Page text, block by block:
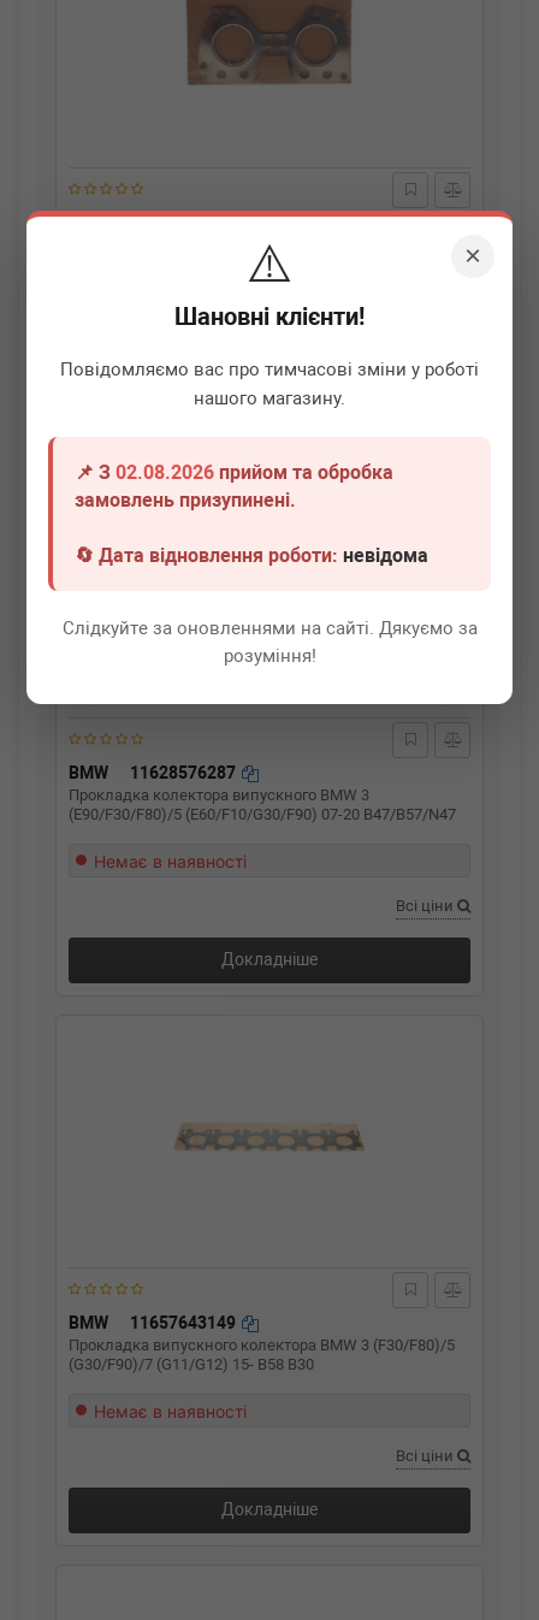
×
⚠️
Шановні клієнти!
Повідомляємо вас про тимчасові зміни у роботі
нашого магазину.
📌 З02.08.2026 прийом та обробка
замовлень призупинені.
🔄 Дата відновлення роботи:невідома
Слідкуйте за оновленнями на сайті. Дякуємо за
розуміння!
BMW 11628579891
Прокладка колектора випускного BMW 3
(G20/G80/G28)/5 (G30/F90)/7 (G11/G12) 15- B57
Термін 1 дн.
1 880
В кошик
BMW 11628576287
Прокладка колектора випускного BMW 3
(E90/F30/F80)/5 (E60/F10/G30/F90) 07-20 B47/B57/N47
Немає в наявності
Всі ціни
Докладніше
BMW 11657643149
Прокладка випускного колектора BMW 3 (F30/F80)/5
(G30/F90)/7 (G11/G12) 15- B58 B30
Немає в наявності
Всі ціни
Докладніше